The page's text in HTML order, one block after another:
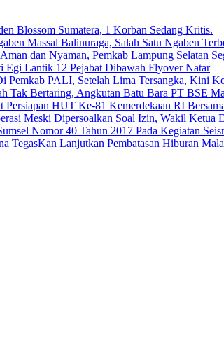
Blossom Sumatera, 1 Korban Sedang Kritis.
Massal Balinuraga, Salah Satu Ngaben
dan Nyaman, Pemkab Lampung Selatan
Egi Lantik 12 Pejabat Dibawah Flyover Natar
Pemkab PALI, Setelah Lima Tersangka, Kini
Tak Bertaring, Angkutan Batu Bara PT BSE
HUT Ke-81 Kemerdekaan RI
Meski Dipersoalkan Soal Izin, Wakil Ketua
Nomor 40 Tahun 2017 Pada Kegiatan
TegasKan Lanjutkan Pembatasan Hiburan